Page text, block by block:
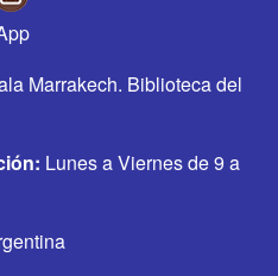
Marrakech. Biblioteca del
Lunes a Viernes de 9 a